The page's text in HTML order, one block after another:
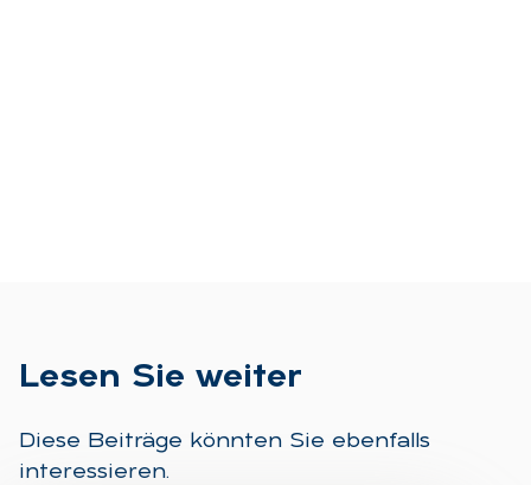
Le­sen Sie wei­ter
Diese Beiträge könnten Sie ebenfalls
interessieren.